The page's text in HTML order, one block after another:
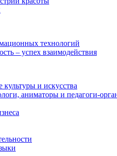
технологий
– успех взаимодействия
культуры и искусства
аниматоры и педагоги-